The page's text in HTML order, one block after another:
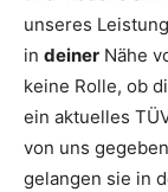
unseres
in deiner Nähe
keine Rolle, ob
ein aktuelles
von uns
gelangen sie in